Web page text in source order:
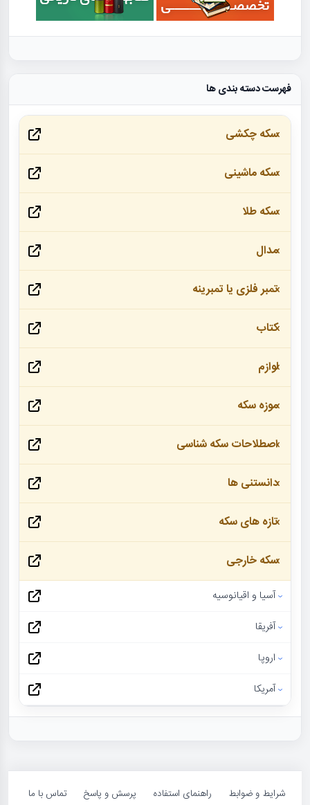
فهرست دسته بندی ها
سکه چکشی
سکه ماشینی
سکه طلا
مدال
تمبر فلزی یا تمبرینه
کتاب
لوازم
موزه سکه
اصطلاحات سکه شناسی
دانستنی ها
تازه های سکه
سکه خارجی
آسیا و اقیانوسیه
آفریقا
اروپا
آمریکا
شرایط و ضوابط راهنمای استفاده پرسش و پاسخ
تماس با ما